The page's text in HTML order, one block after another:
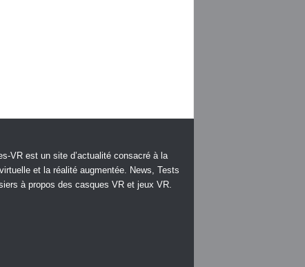
VR est un site d’actualité consacré à la
et la réalité augmentée. News, Tests
à propos des casques VR et jeux VR.